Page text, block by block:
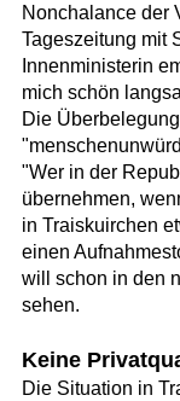
Nonchalance der
Tageszeitung mit
Innenministerin
mich schön
Die
"Wer in der
übernehmen,
in Traiskuirchen
einen
will schon in den
sehen.
Keine
Die Situation in